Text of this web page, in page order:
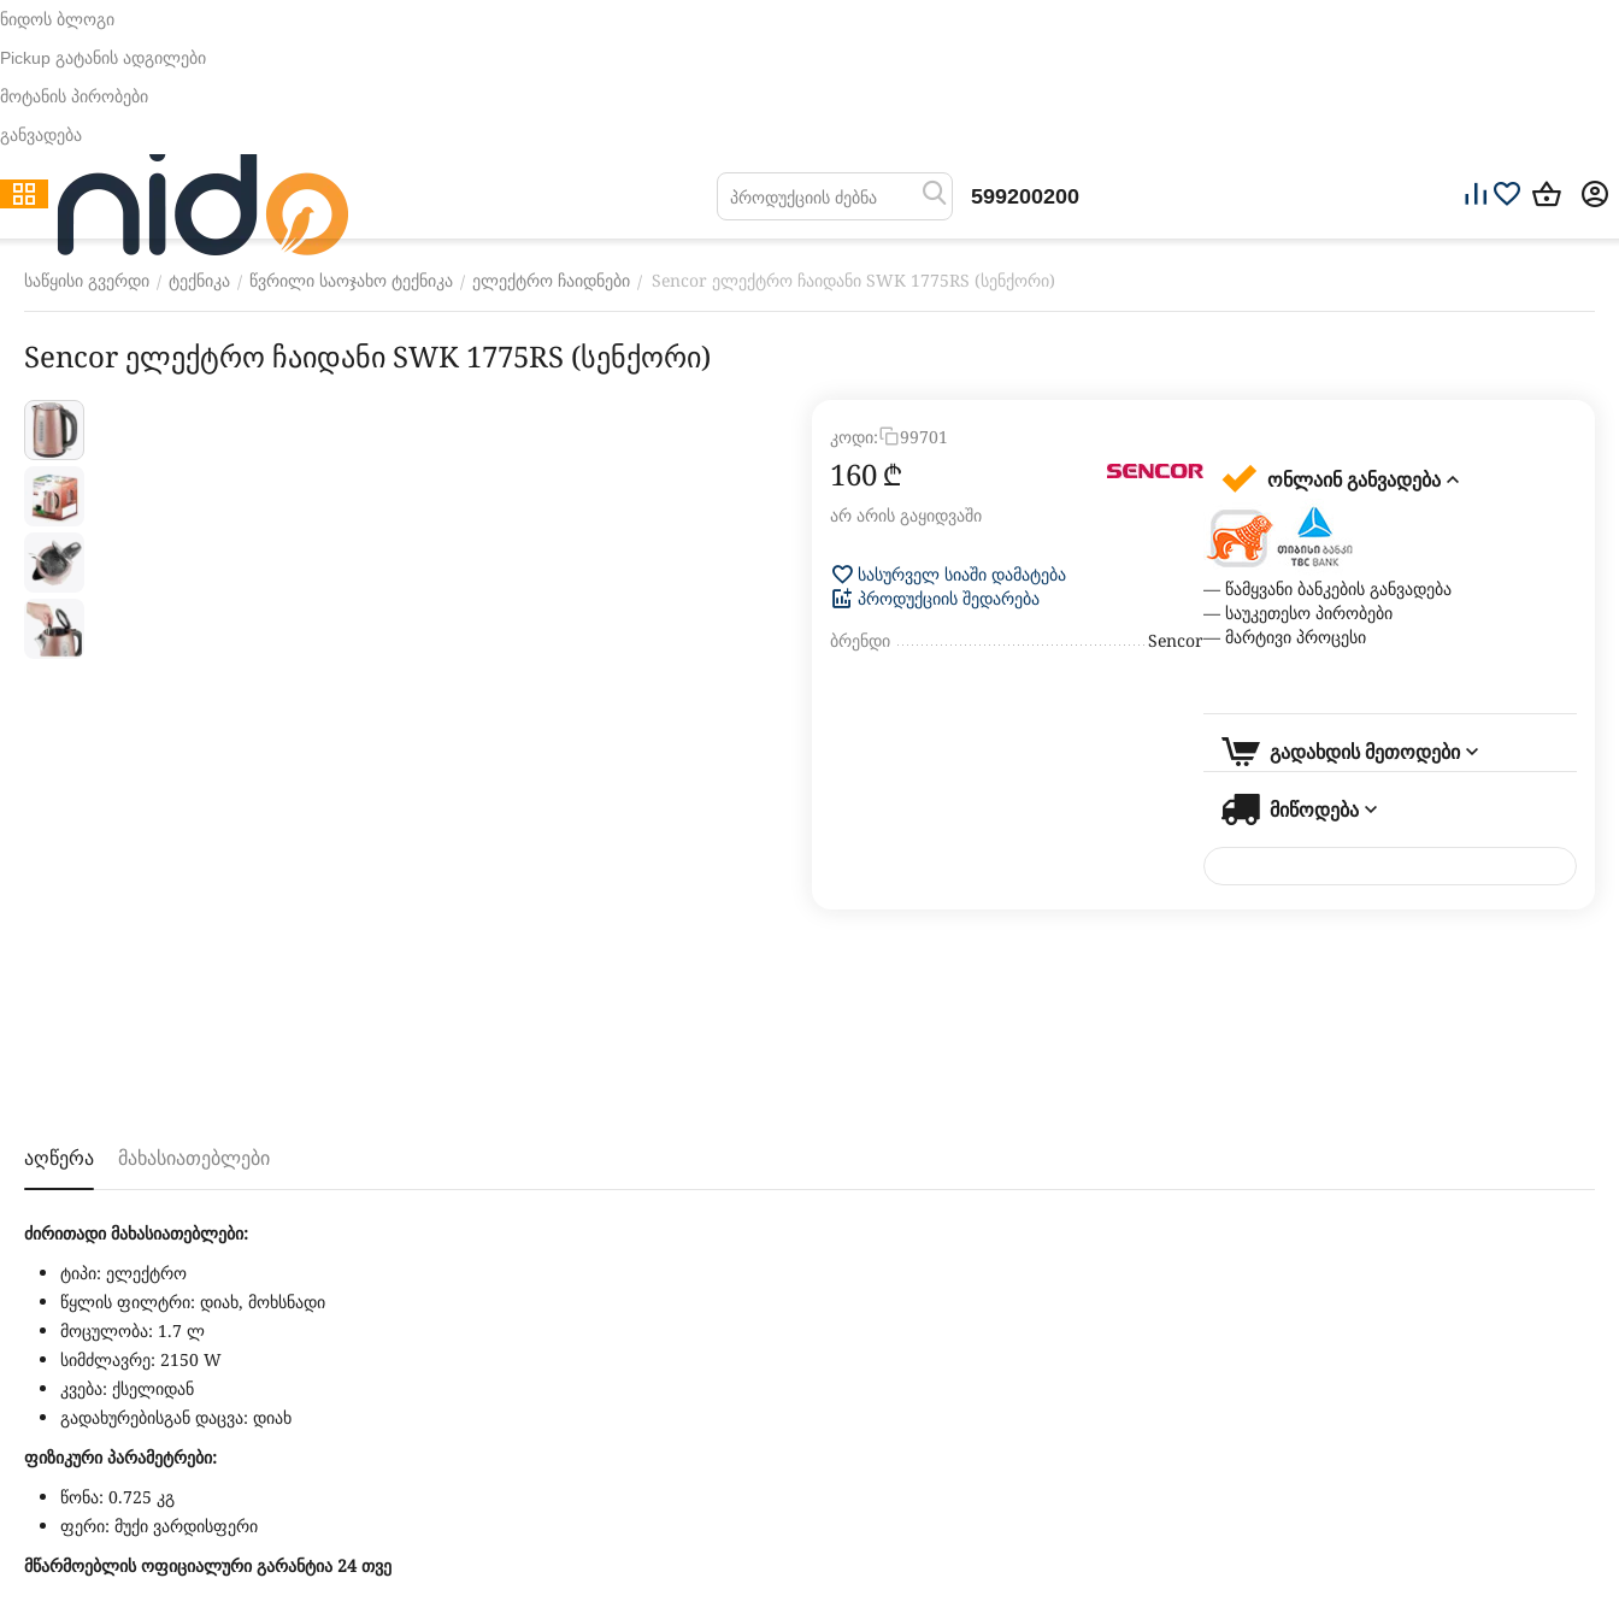
ნიდოს ბლოგი
Pickup გატანის ადგილები
მოტანის პირობები
განვადება
599200200
საწყისი გვერდი / ტექნიკა / წვრილი საოჯახო ტექნიკა / ელექტრო ჩაიდნები / Sencor ელექტრო ჩაიდანი SWK 1775RS (სენქორი)
Sencor ელექტრო ჩაიდანი SWK 1775RS (სენქორი)
კოდი: 99701
‍160‍₾
არ არის გაყიდვაში
სასურველ სიაში დამატება
პროდუქციის შედარება
ბრენდი Sencor
ონლაინ განვადება
— წამყვანი ბანკების განვადება
— საუკეთესო პირობები
— მარტივი პროცესი
გადახდის მეთოდები
მიწოდება
აღწერა მახასიათებლები
ძირითადი მახასიათებლები:
ტიპი: ელექტრო
წყლის ფილტრი: დიახ, მოხსნადი
მოცულობა: 1.7 ლ
სიმძლავრე: 2150 W
კვება: ქსელიდან
გადახურებისგან დაცვა: დიახ
ფიზიკური პარამეტრები:
წონა: 0.725 კგ
ფერი: მუქი ვარდისფერი
მწარმოებლის ოფიციალური გარანტია 24 თვე